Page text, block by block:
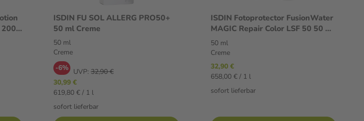
200
ISDIN FU SOL ALLERG PRO50+
50 ml Creme
50 ml
Creme
-6% UVP: 32,90 €
30,99 €
619,80 € / 1 l
sofort lieferbar
ISDIN Fotoprotector FusionWater
MAGIC Repair Color LSF 50 50 ml
Creme
50 ml
Creme
32,90 €
658,00 € / 1 l
sofort lieferbar